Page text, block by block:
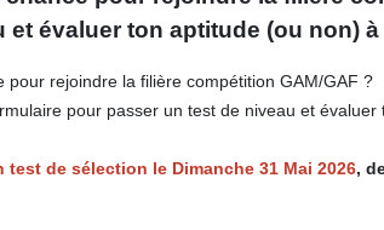
et évaluer ton aptitude (ou non)
pour rejoindre la filière compétition GAM/GAF ?
pour passer un test de niveau et
test de sélection le Dimanche 31 Mai 2026,